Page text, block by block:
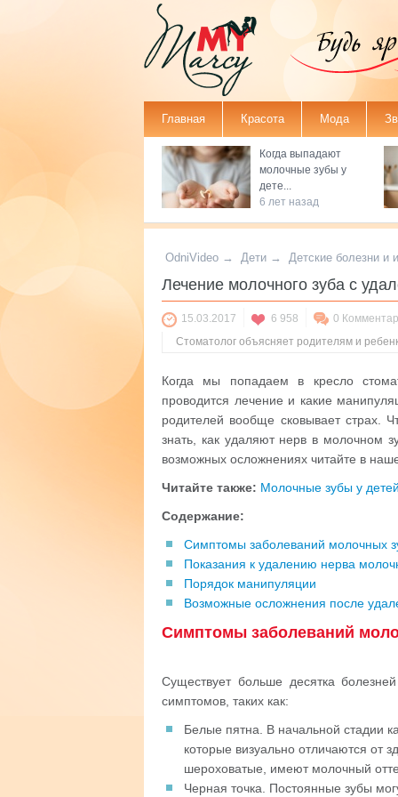
Главная Красота
ЛИЦО
ТЕЛО
МАКИЯЖ
НОГТИ
Мода
ОДЕЖДА
АКСЕССУАРЫ
ЗВЕЗДАХ
СВАДЕБНАЯ
МОДА
ПАРФЮМЕРИЯ
ГРУДНИЧКИ
ДЕТКИ ДО
ДЕТСКИЕ
ЛЕЧЕНИЕ
ПИТАНИЕ
РАЗВИТИЕ
Когда выпадают
молочные зубы у
дете...
6 лет назад
OdniVideo → Дети → Детские болезни и
Лечение молочного зуба с
15.03.2017 6 958 0
Стоматолог объясняет родителям и
Когда мы попадаем в кресло
проводится лечение и какие
родителей вообще сковывает
знать, как удаляют нерв в молочном
возможных осложнениях читайте в
Читайте также: Молочные зубы у
Содержание:
Симптомы заболеваний молочных
Показания к удалению нерва
Порядок манипуляции
Возможные осложнения после
Симптомы заболеваний
Существует больше десятка
симптомов, таких как:
Белые пятна. В начальной стадии
которые визуально отличаются от
шероховатые, имеют молочный
Черная точка. Постоянные зубы